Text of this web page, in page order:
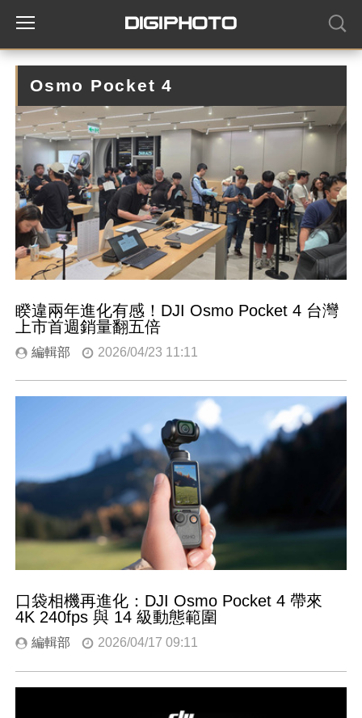
Osmo Pocket 4
睽違兩年進化有感！DJI Osmo Pocket 4 台灣
上市首週銷量翻五倍
編輯部 2026/04/23 11:11
口袋相機再進化：DJI Osmo Pocket 4 帶來
4K 240fps 與 14 級動態範圍
編輯部 2026/04/17 09:11